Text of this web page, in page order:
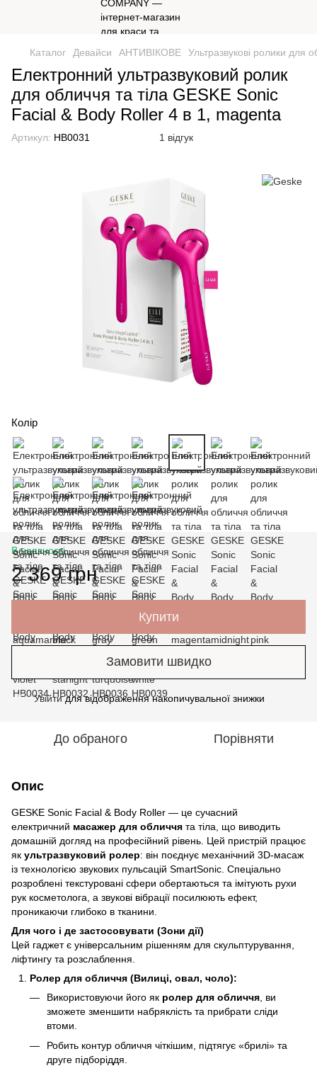
Каталог Девайси АНТИВІКОВЕ Ультразвукові ролики для
Електронний ультразвуковий ролик
для обличчя та тіла GESKE Sonic
Facial & Body Roller 4 в 1, magenta
Артикул: HB0031 1 відгук
Колір
В наявності
2 369 грн
Купити
Замовити швидко
% Увійтидля відображення накопичувальної знижки
До обраного Порівняти
Опис
GESKE Sonic Facial & Body Roller — це сучасний
електричний масажер для обличчя та тіла, що виводить
домашній догляд на професійний рівень. Цей пристрій працює
як ультразвуковий ролер: він поєднує механічний 3D-масаж
із технологією звукових пульсацій SmartSonic. Спеціально
розроблені текстуровані сфери обертаються та імітують рухи
рук косметолога, а звукові вібрації посилюють ефект,
проникаючи глибоко в тканини.
Для чого і де застосовувати (Зони дії)
Цей гаджет є універсальним рішенням для скульптурування,
ліфтингу та розслаблення.
Ролер для обличчя (Вилиці, овал, чоло):
Використовуючи його як ролер для обличчя , ви
зможете зменшити набряклість та прибрати сліди
втоми.
Робить контур обличчя чіткішим, підтягує «брилі» та
друге підборіддя.